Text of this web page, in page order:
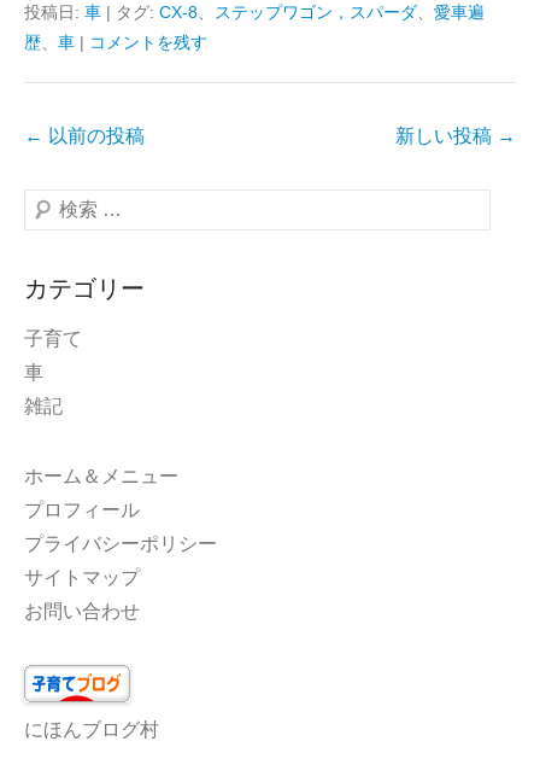
tt
c
o
o
k
e
投稿日: 車 | タグ: CX-8 ステップワゴン，スパーダ
愛車遍
歴
車 | コメントを残す
投
ナ
ビ
ー
シ
ョ
ン
← 以前の投稿 新しい投稿 →
検
カテゴリー
子育て
車
雑記
ホーム＆メニュー
プロフィール
プライバシーポリシー
サイトマップ
お問い合わせ
にほんブログ村